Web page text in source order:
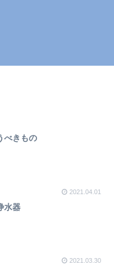
べきもの
2021.04.01
水器
2021.03.30